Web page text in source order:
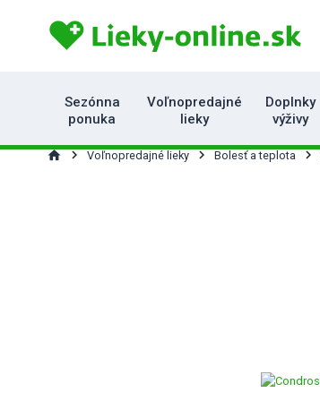
Sezónna
ponuka
Voľnopredajné
lieky
Doplnky
výživy
home Voľnopredajné lieky Bolesť a teplota